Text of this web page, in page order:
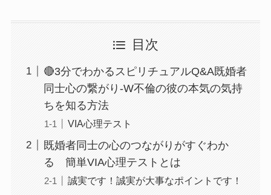
目次
🔴3分でわかるスピリチュアルQ&A既婚者
同士心の繋がり-W不倫の彼の本気の気持
ちを知る方法
VIA心理テスト
既婚者同士の心のつながりがすぐわか
る 簡単VIA心理テストとは
誠実です！誠実が大事なポイントです！